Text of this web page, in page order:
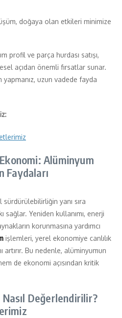
doğaya olan etkileri minimize
profil ve parça hurdası satışı,
açıdan önemli fırsatlar sunar.
yapmanız, uzun vadede fayda
Alüminyum
Faydaları
yanı sıra
sağlar. Yeniden kullanımı, enerji
korunmasına yardımcı
işlemleri, yerel ekonomiye canlılık
artırır. Bu nedenle, alüminyumun
de ekonomi açısından kritik
Değerlendirilir?